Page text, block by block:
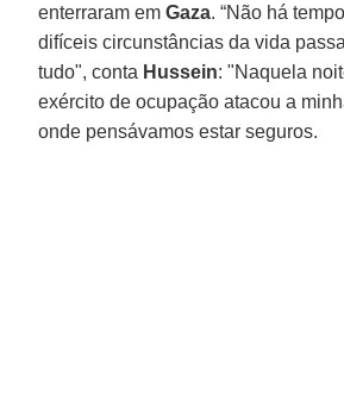
enterraram emGaza. “Não há
difíceis circunstâncias da vida
tudo", conta Hussein: "Naquela
exército de ocupação atacou a
onde pensávamos estar seguros.